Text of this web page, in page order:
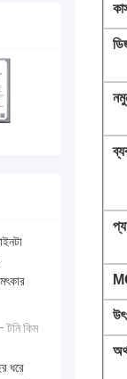
কিম
ধরে